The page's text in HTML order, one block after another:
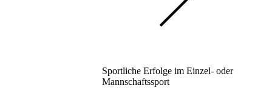
Sportliche Erfolge im Einzel- oder
Mannschaftssport